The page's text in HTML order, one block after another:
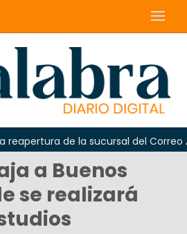
de la sucursal del Correo
a Buenos
se realizará